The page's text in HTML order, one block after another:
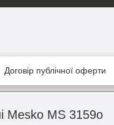
Договір публічної оферти
Mesko MS 3159o